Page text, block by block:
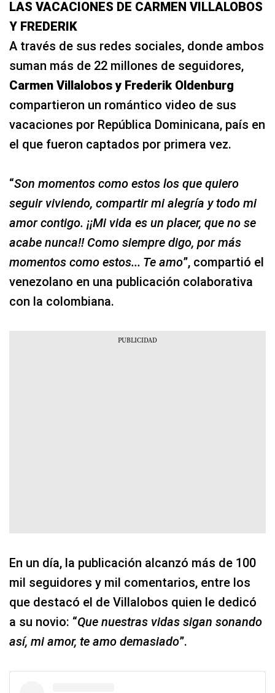
LAS VACACIONES DE CARMEN VILLALOBOS
Y FREDERIK
A través de sus redes sociales, donde ambos
suman más de 22 millones de seguidores,
Carmen Villalobos y Frederik Oldenburg
compartieron un romántico video de sus
vacaciones por República Dominicana, país en
el que fueron captados por primera vez.
“Son momentos como estos los que quiero
seguir viviendo, compartir mi alegría y todo mi
amor contigo. ¡¡Mi vida es un placer, que no se
acabe nunca!! Como siempre digo, por más
momentos como estos... Te amo”, compartió el
venezolano en una publicación colaborativa
con la colombiana.
En un día, la publicación alcanzó más de 100
mil seguidores y mil comentarios, entre los
que destacó el de Villalobos quien le dedicó
a su novio: “Que nuestras vidas sigan sonando
así, mi amor, te amo demasiado”.